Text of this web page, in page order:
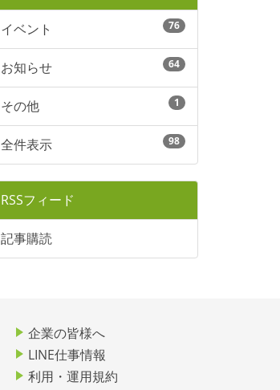
イベント 76
お知らせ 64
その他 1
全件表示 98
RSSフィード
記事購読
企業の皆様へ
LINE仕事情報
利用・運用規約